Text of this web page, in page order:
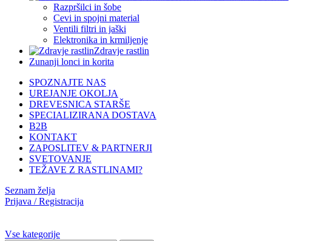
Razpršilci in šobe
Cevi in spojni material
Ventili filtri in jaški
Elektronika in krmiljenje
Zdravje rastlin
Zunanji lonci in korita
SPOZNAJTE NAS
UREJANJE OKOLJA
DREVESNICA STARŠE
SPECIALIZIRANA DOSTAVA
B2B
KONTAKT
ZAPOSLITEV & PARTNERJI
SVETOVANJE
TEŽAVE Z RASTLINAMI?
Seznam želja
Prijava / Registracija
Vse kategorije